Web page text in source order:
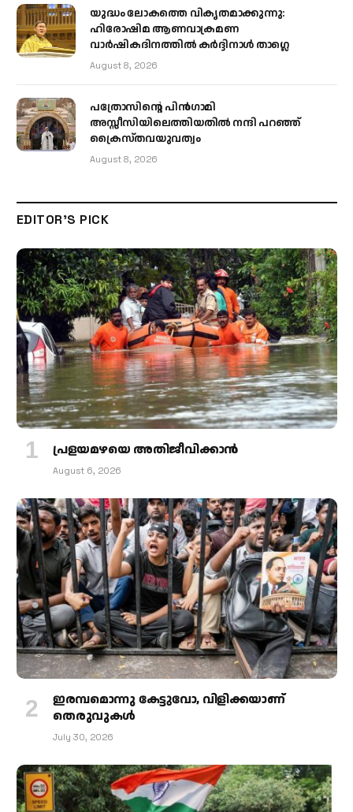
യുദ്ധം ലോകത്തെ വികൃതമാക്കുന്നു:
ഹിരോഷിമ ആണവാക്രമണ
വാർഷികദിനത്തിൽ കർദ്ദിനാൾ താഗ്ലെ
August 8, 2026
പത്രോസിന്റെ പിൻഗാമി
അസ്സീസിയിലെത്തിയതിൽ നന്ദി പറഞ്ഞ്
ക്രൈസ്തവയുവത്വം
August 8, 2026
EDITOR'S PICK
പ്രളയമഴയെ അതിജീവിക്കാന്‍
August 6, 2026
ഇരമ്പമൊന്നു കേട്ടുവോ, വിളിക്കയാണ്
തെരുവുകള്‍
July 30, 2026